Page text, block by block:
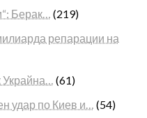
Берак… (219)
репарации на
Украйна… (61)
удар по Киев и… (54)